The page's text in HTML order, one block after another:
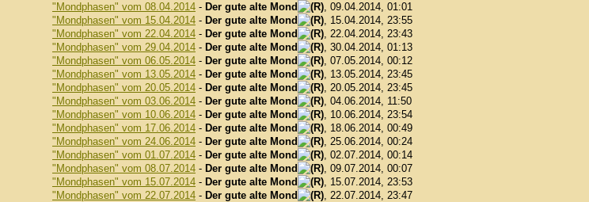
"Mondphasen" vom 08.04.2014 - Der gute alte Mond
, 09.04.2014, 01:01
"Mondphasen" vom 15.04.2014 - Der gute alte Mond
, 15.04.2014, 23:55
"Mondphasen" vom 22.04.2014 - Der gute alte Mond
, 22.04.2014, 23:43
"Mondphasen" vom 29.04.2014 - Der gute alte Mond
, 30.04.2014, 01:13
"Mondphasen" vom 06.05.2014 - Der gute alte Mond
, 07.05.2014, 00:12
"Mondphasen" vom 13.05.2014 - Der gute alte Mond
, 13.05.2014, 23:45
"Mondphasen" vom 20.05.2014 - Der gute alte Mond
, 20.05.2014, 23:45
"Mondphasen" vom 03.06.2014 - Der gute alte Mond
, 04.06.2014, 11:50
"Mondphasen" vom 10.06.2014 - Der gute alte Mond
, 10.06.2014, 23:54
"Mondphasen" vom 17.06.2014 - Der gute alte Mond
, 18.06.2014, 00:49
"Mondphasen" vom 24.06.2014 - Der gute alte Mond
, 25.06.2014, 00:24
"Mondphasen" vom 01.07.2014 - Der gute alte Mond
, 02.07.2014, 00:14
"Mondphasen" vom 08.07.2014 - Der gute alte Mond
, 09.07.2014, 00:07
"Mondphasen" vom 15.07.2014 - Der gute alte Mond
, 15.07.2014, 23:53
"Mondphasen" vom 22.07.2014 - Der gute alte Mond
, 22.07.2014, 23:47